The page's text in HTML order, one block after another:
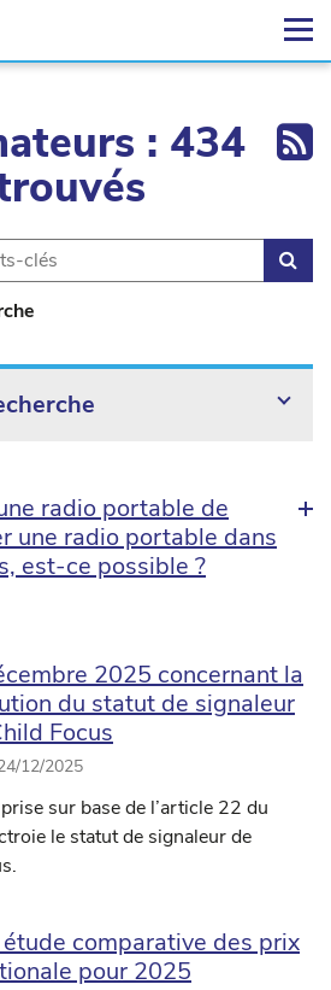
: 434
radio portable de
une radio portable dans
est-ce possible ?
2025 concernant la
du statut de signaleur
Focus
12/2025
sur base de l’article 22 du
le statut de signaleur de
étude comparative des prix
pour 2025